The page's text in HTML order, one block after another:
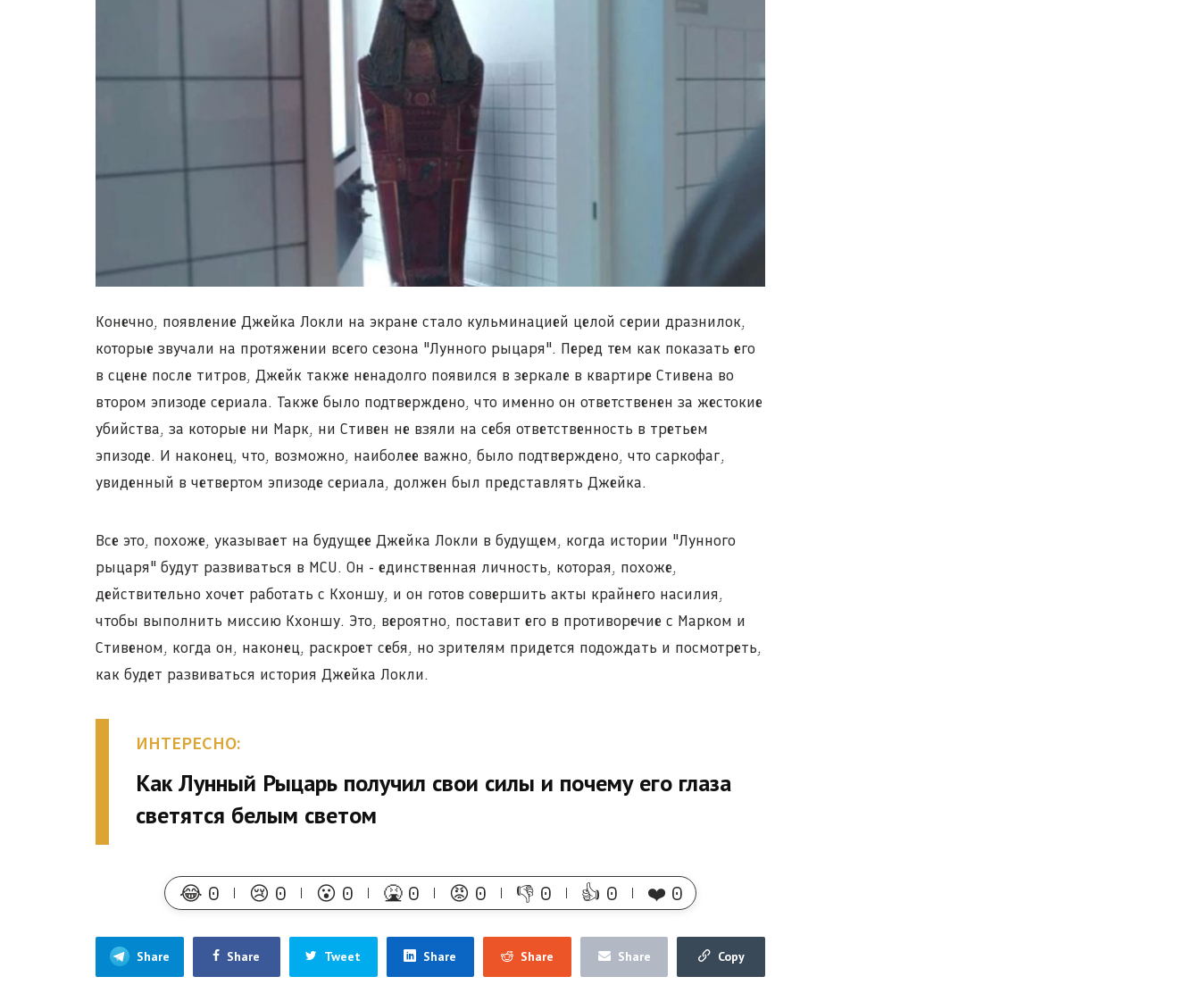
Конечно, появление Джейка Локли на экране стало кульминацией целой серии дразнилок,
которые звучали на протяжении всего сезона "Лунного рыцаря". Перед тем как показать его
в сцене после титров, Джейк также ненадолго появился в зеркале в квартире Стивена во
втором эпизоде сериала. Также было подтверждено, что именно он ответственен за жестокие
убийства, за которые ни Марк, ни Стивен не взяли на себя ответственность в третьем
эпизоде. И наконец, что, возможно, наиболее важно, было подтверждено, что саркофаг,
увиденный в четвертом эпизоде сериала, должен был представлять Джейка.
Все это, похоже, указывает на будущее Джейка Локли в будущем, когда истории "Лунного
рыцаря" будут развиваться в MCU. Он - единственная личность, которая, похоже,
действительно хочет работать с Кхоншу, и он готов совершить акты крайнего насилия,
чтобы выполнить миссию Кхоншу. Это, вероятно, поставит его в противоречие с Марком и
Стивеном, когда он, наконец, раскроет себя, но зрителям придется подождать и посмотреть,
как будет развиваться история Джейка Локли.
ИНТЕРЕСНО:
Как Лунный Рыцарь получил свои силы и почему его глаза
светятся белым светом
😂 0 😢 0 😮 0 🤮 0 😡 0 👎 0 👍 0 ❤️ 0
Share Share Tweet Share Share Share Copy